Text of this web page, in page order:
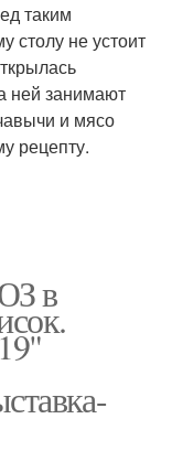
таким
столу не устоит
ней занимают
и мясо
рецепту.
в